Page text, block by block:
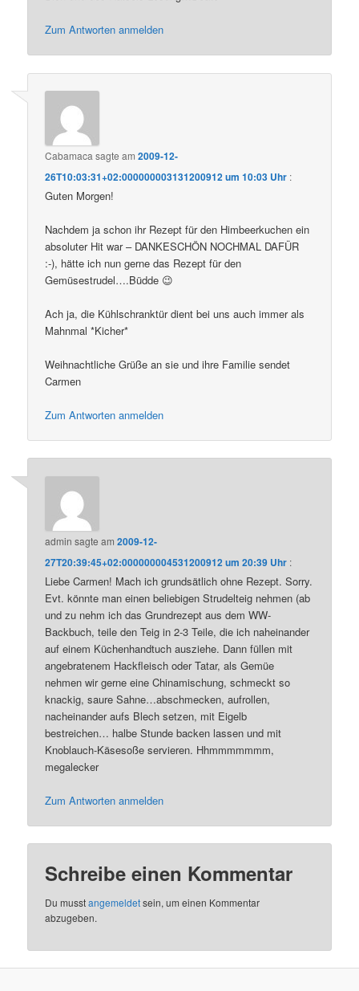
Zum Antworten anmelden
Cabamaca sagte am2009-12-
26T10:03:31+02:000000003131200912 um 10:03 Uhr :
Guten Morgen!
Nachdem ja schon ihr Rezept für den Himbeerkuchen ein
absoluter Hit war – DANKESCHÖN NOCHMAL DAFÜR
:-), hätte ich nun gerne das Rezept für den
Gemüsestrudel….Büdde 😉
Ach ja, die Kühlschranktür dient bei uns auch immer als
Mahnmal *Kicher*
Weihnachtliche Grüße an sie und ihre Familie sendet
Carmen
Zum Antworten anmelden
admin sagte am2009-12-
27T20:39:45+02:000000004531200912 um 20:39 Uhr :
Liebe Carmen! Mach ich grundsätlich ohne Rezept. Sorry.
Evt. könnte man einen beliebigen Strudelteig nehmen (ab
und zu nehm ich das Grundrezept aus dem WW-
Backbuch, teile den Teig in 2-3 Teile, die ich naheinander
auf einem Küchenhandtuch ausziehe. Dann füllen mit
angebratenem Hackfleisch oder Tatar, als Gemüe
nehmen wir gerne eine Chinamischung, schmeckt so
knackig, saure Sahne…abschmecken, aufrollen,
nacheinander aufs Blech setzen, mit Eigelb
bestreichen… halbe Stunde backen lassen und mit
Knoblauch-Käsesoße servieren. Hhmmmmmmm,
megalecker
Zum Antworten anmelden
Schreibe einen Kommentar
Du musstangemeldetsein, um einen Kommentar
abzugeben.